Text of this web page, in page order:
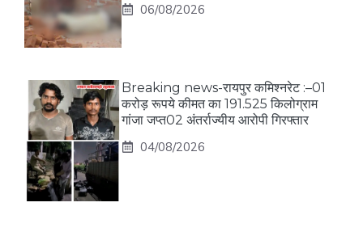
06/08/2026
Breaking news-रायपुर कमिश्नरेट :–01
करोड़ रूपये कीमत का 191.525 किलोग्राम
गांजा जप्त02 अंतर्राज्यीय आरोपी गिरफ्तार
04/08/2026